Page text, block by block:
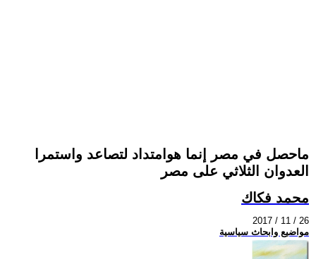
ماحصل في مصر إنما هوامتداد لتصاعد واستمرا
العدوان الثلاثي على مصر
محمد فكاك
2017 / 11 / 26
مواضيع وابحاث سياسية